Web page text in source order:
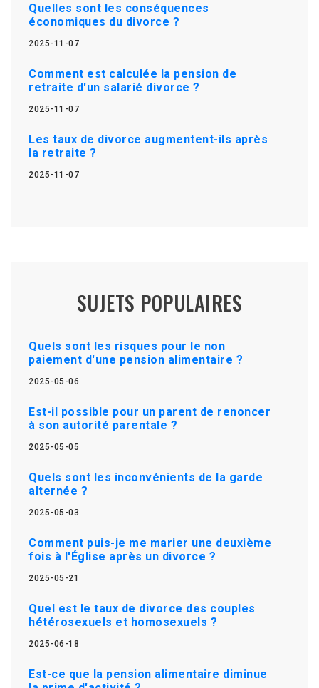
Quelles sont les conséquences
économiques du divorce ?
2025-11-07
Comment est calculée la pension de
retraite d'un salarié divorce ?
2025-11-07
Les taux de divorce augmentent-ils après
la retraite ?
2025-11-07
SUJETS POPULAIRES
Quels sont les risques pour le non
paiement d'une pension alimentaire ?
2025-05-06
Est-il possible pour un parent de renoncer
à son autorité parentale ?
2025-05-05
Quels sont les inconvénients de la garde
alternée ?
2025-05-03
Comment puis-je me marier une deuxième
fois à l'Église après un divorce ?
2025-05-21
Quel est le taux de divorce des couples
hétérosexuels et homosexuels ?
2025-06-18
Est-ce que la pension alimentaire diminue